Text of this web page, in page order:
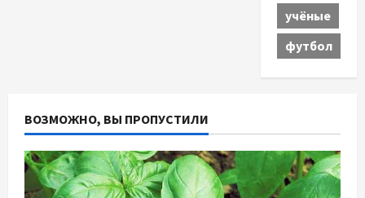
учёные
футбол
ВОЗМОЖНО, ВЫ ПРОПУСТИЛИ